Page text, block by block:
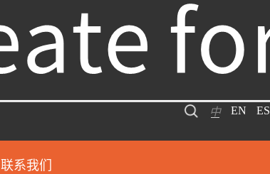
中 EN ES
联系我们